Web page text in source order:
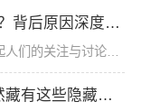
女人同房高潮后松手能恢复吗？背后原因深度分析！
在现代生活中，关于性健康的话题常常会引起人们的关注与讨论，尤其是女性在同房时的体验与生理反应。很多女性可能在性生活中经历过高潮后的松手现象，但有时候会担心这种状态是否能恢复。今天，我们就来深入探讨一下
手慢无！办公室刺激战场3竟然藏有这些隐藏技巧！谁懂啊